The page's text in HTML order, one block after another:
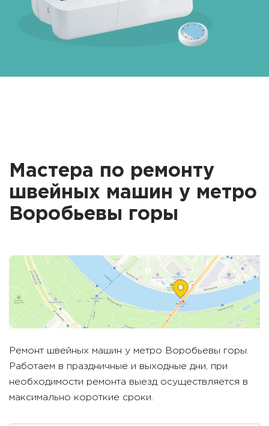
Мастера по ремонту
швейных машин у метро
Воробьевы горы
Ремонт швейных машин у метро Воробьевы горы
Работаем в праздничные и выходные дни, при
необходимости ремонта выезд осуществляется в
максимально короткие сроки.